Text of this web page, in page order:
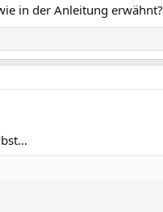
in der Anleitung erwähnt?